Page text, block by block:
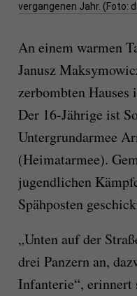
vergangenen Jahr. (Foto:
An einem warmen
Janusz
zerbombten
Der 16-Jährige ist
Untergrundarmee
(Heimatarmee).
jugendlichen
Spähposten
„Unten auf der
drei Panzern an,
Infanterie“,